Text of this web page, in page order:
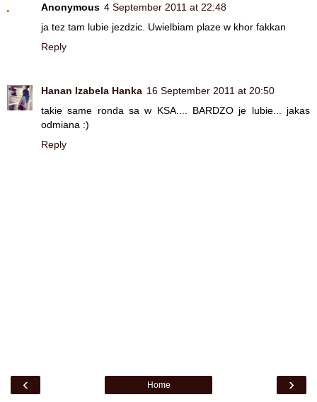
Anonymous 4 September 2011 at 22:48
ja tez tam lubie jezdzic. Uwielbiam plaze w khor fakkan
Reply
Hanan Izabela Hanka 16 September 2011 at 20:50
takie same ronda sa w KSA.... BARDZO je lubie... jakas
odmiana :)
Reply
‹ ›
Home